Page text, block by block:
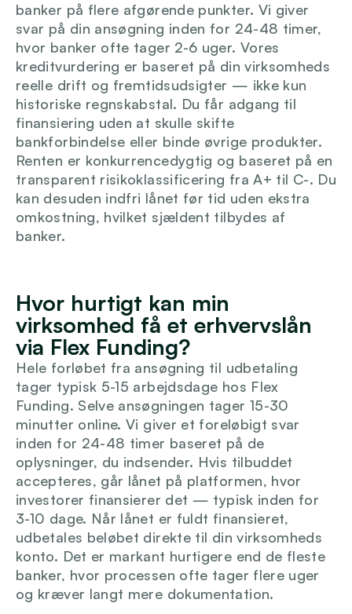
banker på flere afgørende punkter. Vi giver
svar på din ansøgning inden for 24-48 timer,
hvor banker ofte tager 2-6 uger. Vores
kreditvurdering er baseret på din virksomheds
reelle drift og fremtidsudsigter — ikke kun
historiske regnskabstal. Du får adgang til
finansiering uden at skulle skifte
bankforbindelse eller binde øvrige produkter.
Renten er konkurrencedygtig og baseret på en
transparent risikoklassificering fra A+ til C-. Du
kan desuden indfri lånet før tid uden ekstra
omkostning, hvilket sjældent tilbydes af
banker.
Hvor hurtigt kan min
virksomhed få et erhvervslån
via Flex Funding?
Hele forløbet fra ansøgning til udbetaling
tager typisk 5-15 arbejdsdage hos Flex
Funding. Selve ansøgningen tager 15-30
minutter online. Vi giver et foreløbigt svar
inden for 24-48 timer baseret på de
oplysninger, du indsender. Hvis tilbuddet
accepteres, går lånet på platformen, hvor
investorer finansierer det — typisk inden for
3-10 dage. Når lånet er fuldt finansieret,
udbetales beløbet direkte til din virksomheds
konto. Det er markant hurtigere end de fleste
banker, hvor processen ofte tager flere uger
og kræver langt mere dokumentation.